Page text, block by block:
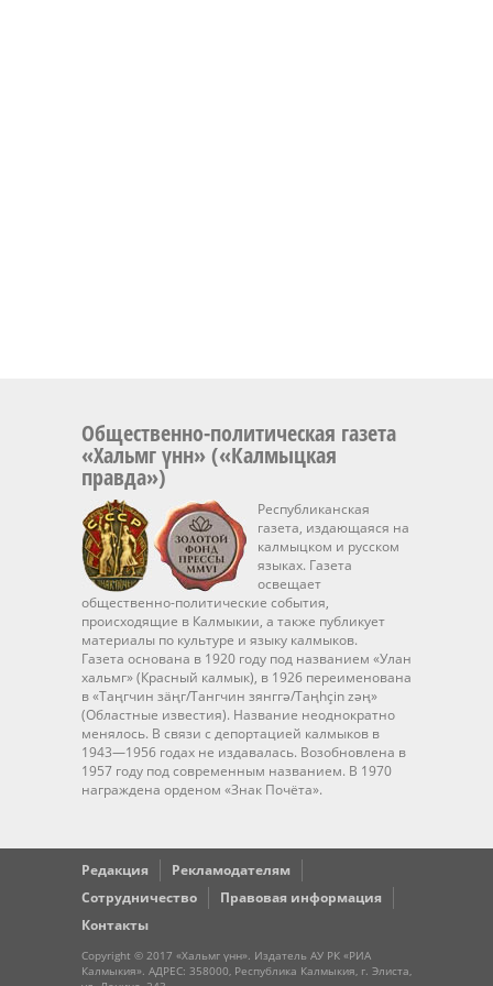
Общественно-политическая газета
«Хальмг үнн» («Калмыцкая
правда»)
Республиканская
газета, издающаяся на
калмыцком и русском
языках. Газета
освещает
общественно-политические события,
происходящие в Калмыкии, а также публикует
материалы по культуре и языку калмыков.
Газета основана в 1920 году под названием «Улан
хальмг» (Красный калмык), в 1926 переименована
в «Таңгчин зäңг/Тангчин зянггә/Taңhçin zәң»
(Областные известия). Название неоднократно
менялось. В связи с депортацией калмыков в
1943—1956 годах не издавалась. Возобновлена в
1957 году под современным названием. В 1970
награждена орденом «Знак Почёта».
Редакция
Рекламодателям
Сотрудничество
Правовая информация
Контакты
Copyright © 2017 «Хальмг үнн». Издатель АУ РК «РИА
Калмыкия». АДРЕС: 358000, Республика Калмыкия, г. Элиста,